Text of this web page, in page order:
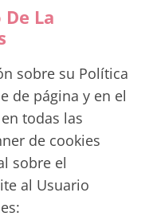
La
sobre su Política
de página y en el
todas las
de cookies
sobre el
al Usuario